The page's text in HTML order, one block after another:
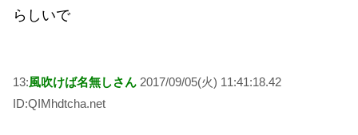
らしいで
13:風吹けば名無しさん 2017/09/05(火) 11:41:18.42
ID:QIMhdtcha.net